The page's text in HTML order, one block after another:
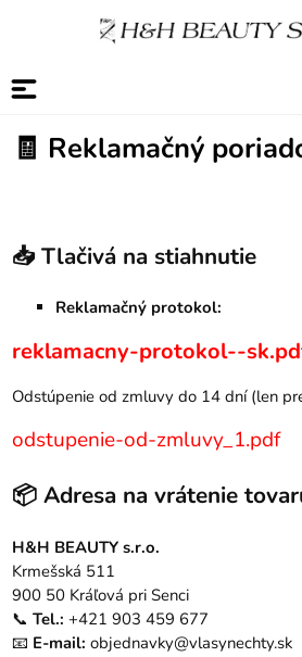
🧾 Reklamačný
📥 Tlačivá na stiahnutie
Reklamačný protokol:
reklamacny-protokol--
Odstúpenie od zmluvy do 14 dní (len
odstupenie-od-zmluvy_1.pdf
📦 Adresa na vrátenie
H&H BEAUTY s.r.o.
Krmešská 511
900 50 Kráľová pri Senci
📞Tel.: +421 903 459 677
📧 E-mail: objednavky@vlasynechty.sk